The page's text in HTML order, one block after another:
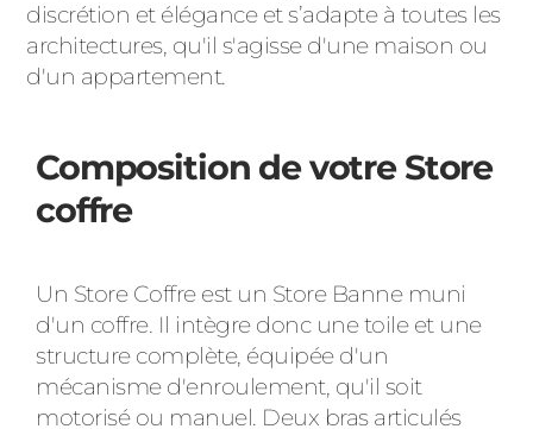
discrétion et élégance et s’adapte à toutes les
architectures, qu'il s'agisse d'une maison ou
d'un appartement.
Composition de votre Store
coffre
Un Store Coffre est un Store Banne muni
d'un coffre. Il intègre donc une toile et une
structure complète, équipée d'un
mécanisme d'enroulement, qu'il soit
motorisé ou manuel. Deux bras articulés